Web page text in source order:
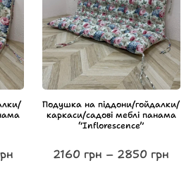
Подушка на піддони/гойдалки/
каркаси/садові меблі панама
“Inflorescence”
2160 грн – 2850 грн